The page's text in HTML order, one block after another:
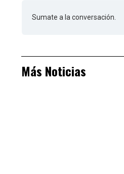
Sumate a la conversación.
Más Noticias